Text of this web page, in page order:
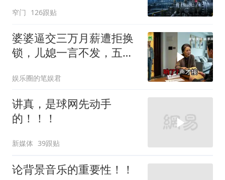
窄门 126跟贴
婆婆逼交三万月薪遭拒换
锁，儿媳一言不发，五天
娱乐圈的笔娱君
讲真，是球网先动手
的！！！
新媒体 39跟贴
论背景音乐的重要性！！